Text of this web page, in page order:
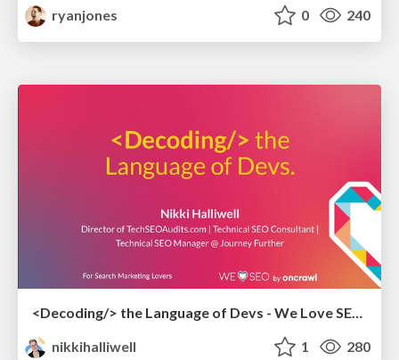
ryanjones
0 240
<Decoding/> the Language of Devs - We Love SEO 2024
nikkihalliwell
1 280